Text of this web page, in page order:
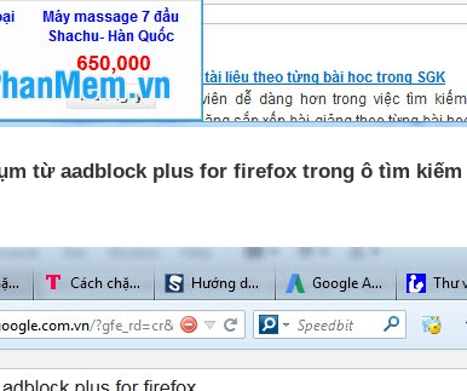
từ aadblock plus for firefox trong ô tìm kiếm